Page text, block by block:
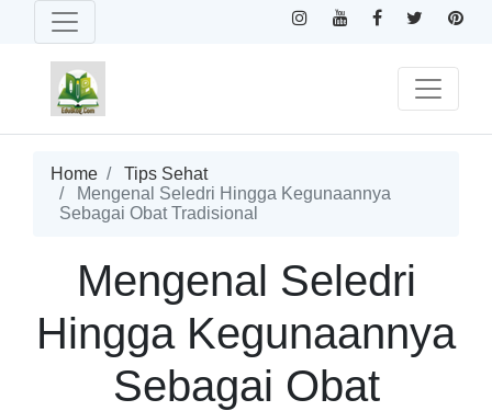
Home
Tips Sehat
Mengenal Seledri Hingga Kegunaannya
Sebagai Obat Tradisional
Mengenal Seledri
Hingga Kegunaannya
Sebagai Obat